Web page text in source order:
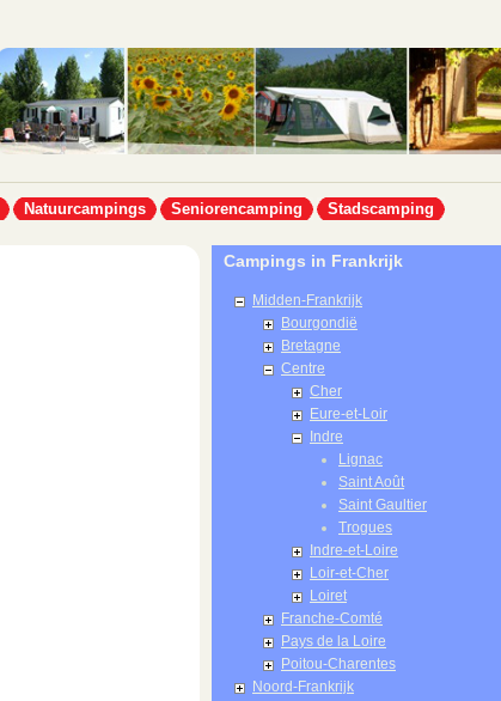
Natuurcampings Seniorencamping Stadscamping
Campings in Frankrijk
Midden-Frankrijk
Bourgondië
Bretagne
Centre
Cher
Eure-et-Loir
Indre
Lignac
Saint Août
Saint Gaultier
Trogues
Indre-et-Loire
Loir-et-Cher
Loiret
Franche-Comté
Pays de la Loire
Poitou-Charentes
Noord-Frankrijk